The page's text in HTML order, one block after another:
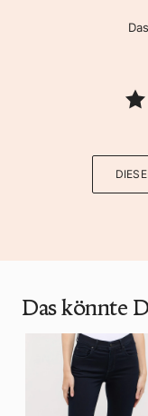
Das könnte